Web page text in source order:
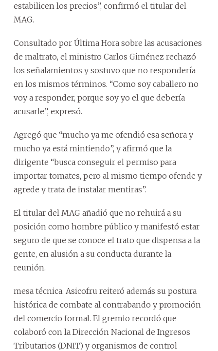
estabilicen los precios”, confirmó el titular del
MAG.
Consultado por Última Hora sobre las acusaciones
de maltrato, el ministro Carlos Giménez rechazó
los señalamientos y sostuvo que no respondería
en los mismos términos. “Como soy caballero no
voy a responder, porque soy yo el que debería
acusarle”, expresó.
Agregó que “mucho ya me ofendió esa señora y
mucho ya está mintiendo”, y afirmó que la
dirigente “busca conseguir el permiso para
importar tomates, pero al mismo tiempo ofende y
agrede y trata de instalar mentiras”.
El titular del MAG añadió que no rehuirá a su
posición como hombre público y manifestó estar
seguro de que se conoce el trato que dispensa a la
gente, en alusión a su conducta durante la
reunión.
mesa técnica. Asicofru reiteró además su postura
histórica de combate al contrabando y promoción
del comercio formal. El gremio recordó que
colaboró con la Dirección Nacional de Ingresos
Tributarios (DNIT) y organismos de control